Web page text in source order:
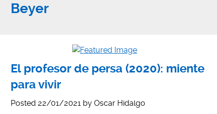
Beyer
El profesor de persa (2020): miente
para vivir
Posted 22/01/2021 byOscar Hidalgo